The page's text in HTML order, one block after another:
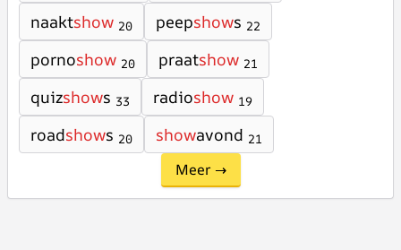
naaktshow 20 peepshows 22
pornoshow 20 praatshow 21
quizshows 33 radioshow 19
roadshows 20 showavond 21
Meer →